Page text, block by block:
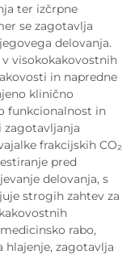
ter izčrpne
se zagotavlja
delovanja.
visokokakovostnih
in napredne
klinično
funkcionalnost in
zagotavljanja
frakcijskih CO₂
pred
delovanja, s
strogih zahtev za
rabo,
hlajenje, zagotavlja